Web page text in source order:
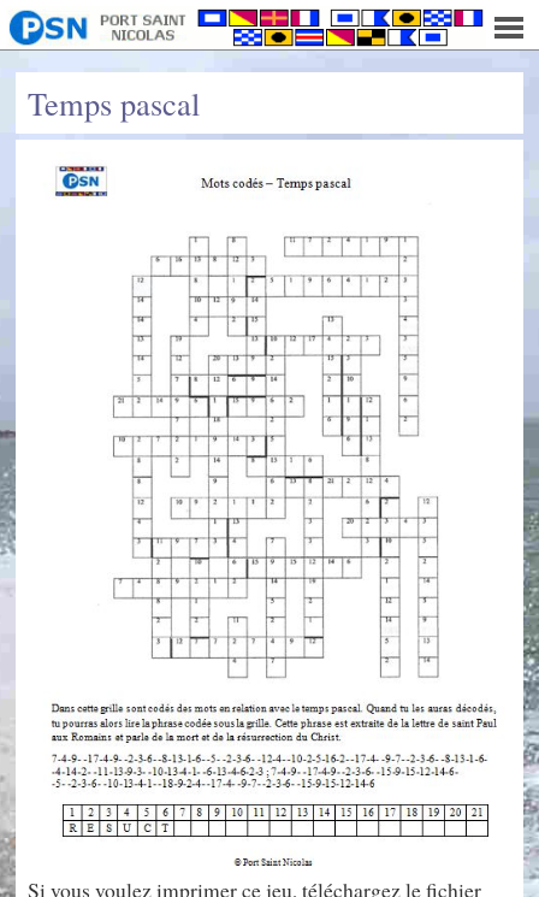
Temps pascal
Si vous voulez imprimer ce jeu, téléchargez le fichier